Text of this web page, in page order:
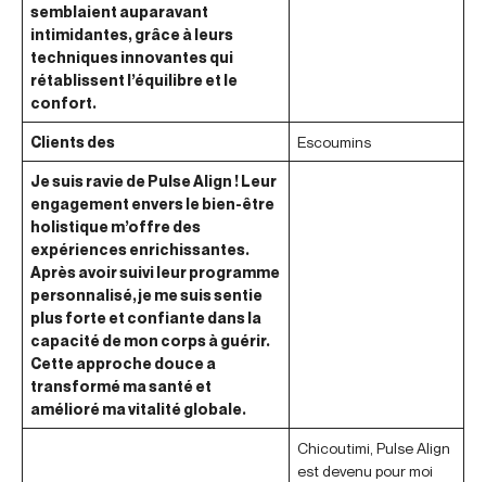
semblaient auparavant
intimidantes, grâce à leurs
techniques innovantes qui
rétablissent l’équilibre et le
confort.
Clients des Escoumins
Je suis ravie de Pulse Align ! Leur
engagement envers le bien-être
holistique m’offre des
expériences enrichissantes.
Après avoir suivi leur programme
personnalisé, je me suis sentie
plus forte et confiante dans la
capacité de mon corps à guérir.
Cette approche douce a
transformé ma santé et
amélioré ma vitalité globale.
Chicoutimi, Pulse Align
est devenu pour moi